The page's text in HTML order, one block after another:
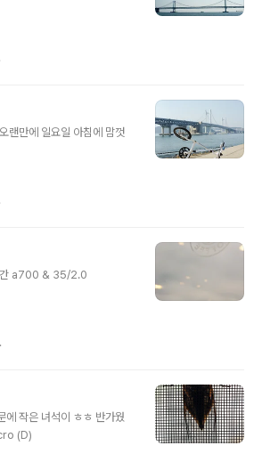
랜만에 일요일 아침에 맘껏
간 a700 & 35/2.0
에 작은 녀석이 ㅎㅎ 반가웠
(D)